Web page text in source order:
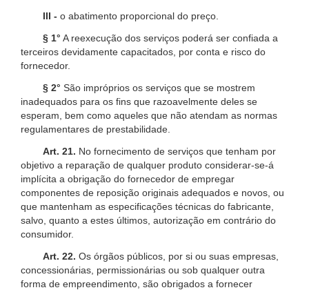
III - o abatimento proporcional do preço.
§ 1° A reexecução dos serviços poderá ser confiada a
terceiros devidamente capacitados, por conta e risco do
fornecedor.
§ 2° São impróprios os serviços que se mostrem
inadequados para os fins que razoavelmente deles se
esperam, bem como aqueles que não atendam as normas
regulamentares de prestabilidade.
Art. 21. No fornecimento de serviços que tenham por
objetivo a reparação de qualquer produto considerar-se-á
implícita a obrigação do fornecedor de empregar
componentes de reposição originais adequados e novos, ou
que mantenham as especificações técnicas do fabricante,
salvo, quanto a estes últimos, autorização em contrário do
consumidor.
Art. 22. Os órgãos públicos, por si ou suas empresas,
concessionárias, permissionárias ou sob qualquer outra
forma de empreendimento, são obrigados a fornecer